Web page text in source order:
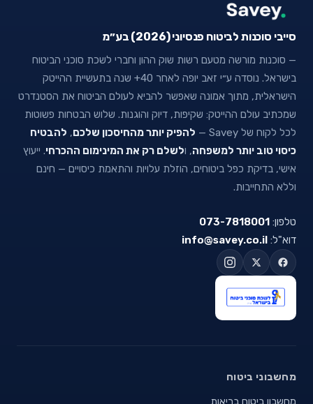
סייבי סוכנות לביטוח פנסיוני (2026) בע״מ
— סוכנות מורשה מטעם רשות שוק ההון וחברי לשכת סוכני הביטוח
בישראל. נוסדה ע״י זאב יופה לאחר 40+ שנה בתעשיית ההייטק
הישראלית, מתוך אמונה שאפשר להביא לעולם הביטוח את הסטנדרט
שמכתיב עולם ההייטק: שקיפות, דיוק והוגנות. שלוש הבטחות פשוטות
לכל לקוח של Savey —
להפיק יותר מהחיסכון שלכם, להבטיח
כיסוי טוב יותר למשפחה, ולשלם רק את המינימום ההכרחי. ייעוץ
אישי, בדיקת כפל ביטוחים, הוזלת עלויות והתאמת כיסויים — חינם
וללא התחייבות.
טלפון: 073-7818001
דוא"ל: info@savey.co.il
מחשבוני ביטוח
מחשבון ביטוח בריאות